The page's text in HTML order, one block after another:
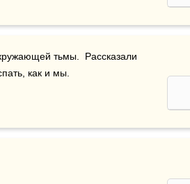
тьмы.  Рассказали
как и мы.